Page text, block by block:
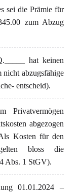
sei die Prämie für
zum Abzug
hat keinen
abzugsfähige
entscheid).
Privatvermögen
abgezogen
Kosten für den
bloss die
Abs. 1 StGV).
01.01.2024 –